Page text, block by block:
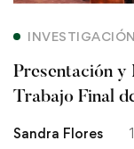
de
Trabajo
INVESTIGACIÓN
Presentación y
Trabajo Final
Sandra Flores